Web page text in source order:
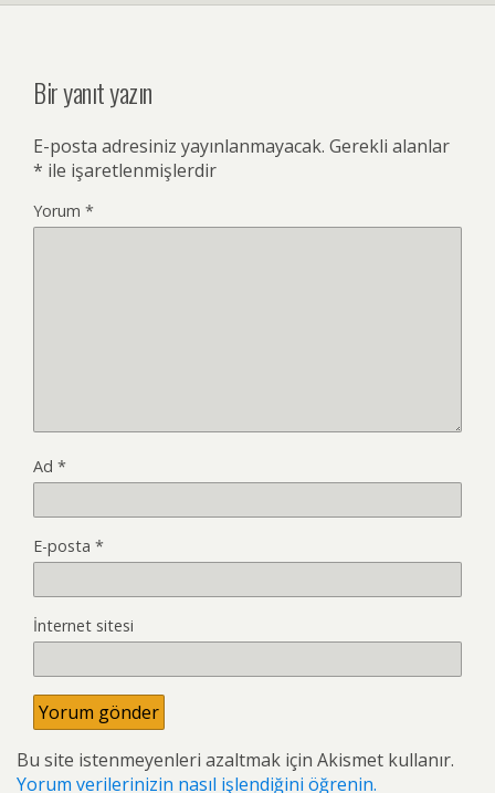
Bir yanıt yazın
E-posta adresiniz yayınlanmayacak. Gerekli alanlar
* ile işaretlenmişlerdir
Yorum *
Ad *
E-posta *
İnternet sitesi
Bu site istenmeyenleri azaltmak için Akismet kullanır.
Yorum verilerinizin nasıl işlendiğini öğrenin.